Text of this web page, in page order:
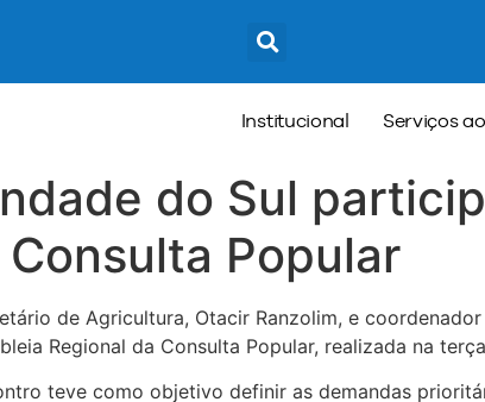
Institucional Serviços
do Sul
Consulta Popular
de Agricultura, Otacir Ranzolim, e
Regional da Consulta Popular, realizada na
teve como objetivo definir as demandas